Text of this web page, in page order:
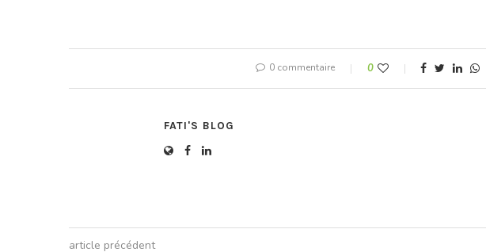
0 commentaire 0
FATI'S BLOG
article précédent